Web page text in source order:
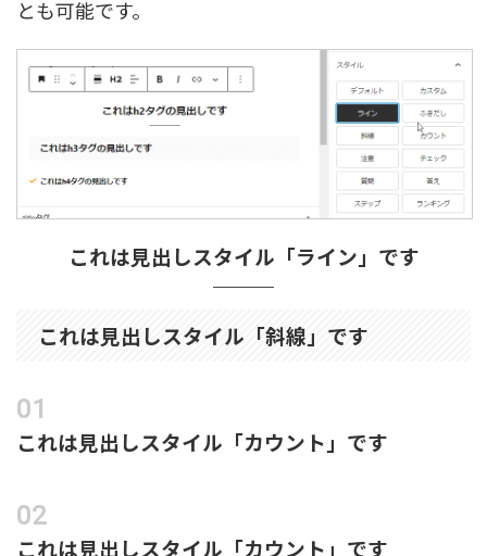
とも可能です。
これは見出しスタイル「ライン」です
これは見出しスタイル「斜線」です
これは見出しスタイル「カウント」です
これは見出しスタイル「カウント」です